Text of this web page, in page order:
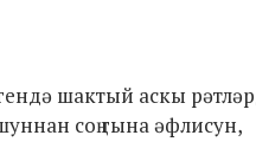
шактый аскы
соң гына әфлисун,